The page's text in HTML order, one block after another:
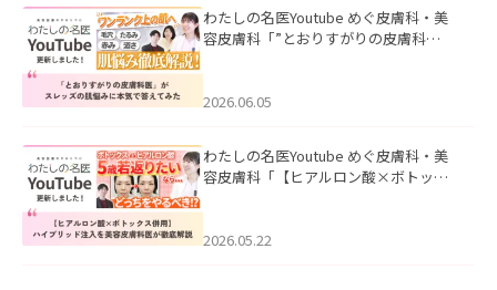
わたしの名医Youtube めぐ皮膚科・美
容皮膚科「”とおりすがりの皮膚科
2026.06.05
わたしの名医Youtube めぐ皮膚科・美
容皮膚科「【ヒアルロン酸×ボトック
た。
2026.05.22